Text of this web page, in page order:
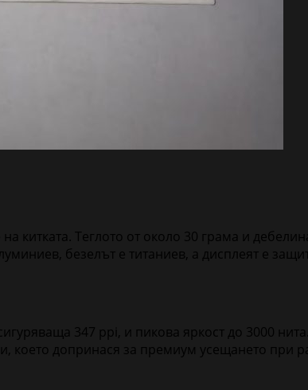
китката. Теглото от около 30 грама и
безелът е титаниев, а дисплеят е
347 ppi, и пикова яркост до 3000
което допринася за премиум усещането при